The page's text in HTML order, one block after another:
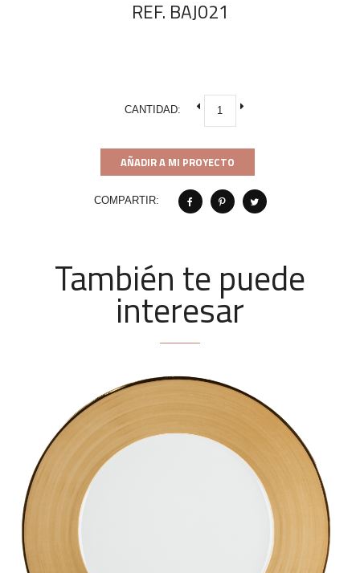
REF. BAJ021
CANTIDAD:
AÑADIR A MI PROYECTO
COMPARTIR:
También te puede
interesar